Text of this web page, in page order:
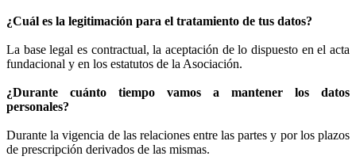
¿Cuál es la legitimación para el tratamiento de tus datos?
La base legal es contractual, la aceptación de lo dispuesto en el acta
fundacional y en los estatutos de la Asociación.
¿Durante cuánto tiempo vamos a mantener los datos
personales?
Durante la vigencia de las relaciones entre las partes y por los plazos
de prescripción derivados de las mismas.